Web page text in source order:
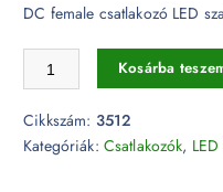
DC female csatlakozó LED
Csatlakozó - LED szalag DC
Kosárba
Cikkszám: 3512
Kategóriák: Csatlakozók,